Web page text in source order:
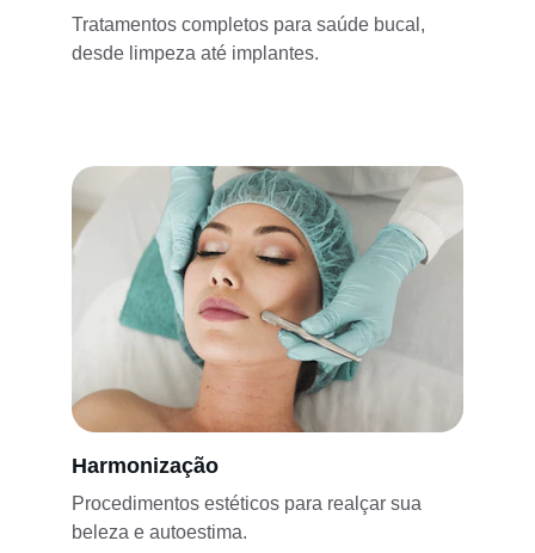
Tratamentos completos para saúde bucal,
desde limpeza até implantes.
Harmonização
Procedimentos estéticos para realçar sua
beleza e autoestima.